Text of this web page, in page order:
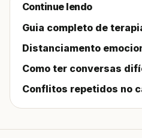
Continue lendo
Guia completo de
Distanciamento
Como ter conversas
Conflitos repetidos no